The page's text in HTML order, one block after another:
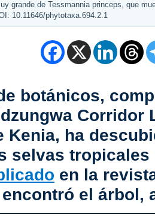
grande de Tessmannia princeps, que
10.11646/phytotaxa.694.2.1
botánicos,
Corridor
Kenia, ha
selvas tropicales
en la
el